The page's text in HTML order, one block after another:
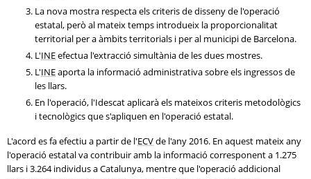
La nova mostra respecta els criteris de disseny de l'operació
estatal, però al mateix temps introdueix la proporcionalitat
territorial per a àmbits territorials i per al municipi de Barcelona.
L'INEefectua l'extracció simultània de les dues mostres.
L'INEaporta la informació administrativa sobre els ingressos de
les llars.
En l'operació, l'Idescat aplicarà els mateixos criteris metodològics
i tecnològics que s'apliquen en l'operació estatal.
L'acord es fa efectiu a partir de l'ECVde l'any 2016. En aquest mateix any
l'operació estatal va contribuir amb la informació corresponent a 1.275
llars i 3.264 individus a Catalunya, mentre que l'operació addicional